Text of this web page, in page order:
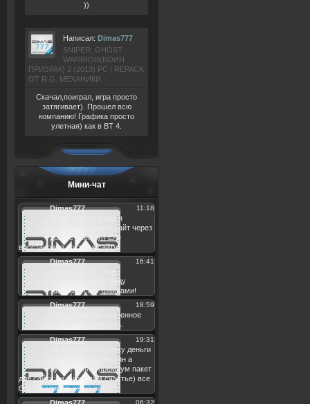
))
Написал: Dimas777
SNIPER: GHOST
WARRIOR(ВОИН
ПРИЗРАК) 2 (2013) РС | REPACK
ОТ R.G. МЕХАНИКИ
Скачал,поиграл, игра просто
затягивает). Прошел всю
компанию! Графика просто
улетная) как в BT 4.
Мини-чат